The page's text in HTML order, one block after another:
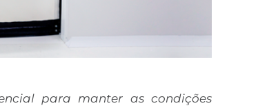
para manter as condições